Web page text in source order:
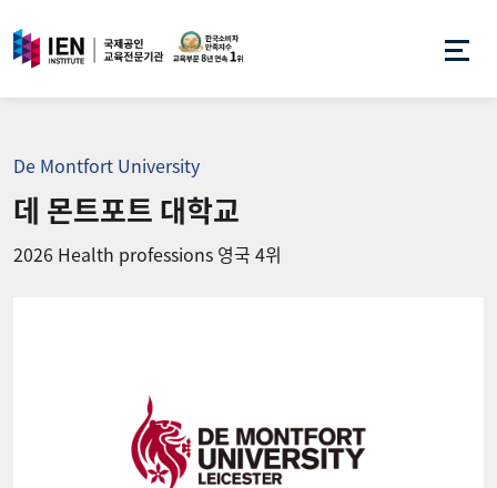
De Montfort University
데 몬트포트 대학교
2026 Health professions 영국 4위